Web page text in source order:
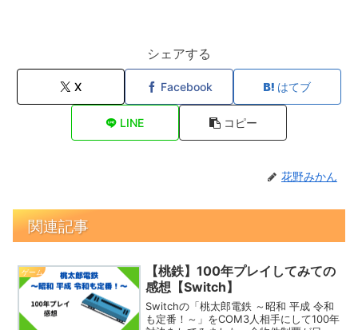
シェアする
X Facebook はてブ
LINE コピー
花野みかん
関連記事
ゲーム
【桃鉄】100年プレイしてみての
感想【Switch】
Switchの「桃太郎電鉄 ～昭和 平成 令和
も定番！～」をCOM3人相手にして100年